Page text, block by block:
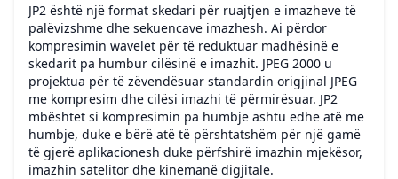
JP2 është një format skedari për ruajtjen e imazheve të
palëvizshme dhe sekuencave imazhesh. Ai përdor
kompresimin wavelet për të reduktuar madhësinë e
skedarit pa humbur cilësinë e imazhit. JPEG 2000 u
projektua për të zëvendësuar standardin origjinal JPEG
me kompresim dhe cilësi imazhi të përmirësuar. JP2
mbështet si kompresimin pa humbje ashtu edhe atë me
humbje, duke e bërë atë të përshtatshëm për një gamë
të gjerë aplikacionesh duke përfshirë imazhin mjekësor,
imazhin satelitor dhe kinemanë digjitale.